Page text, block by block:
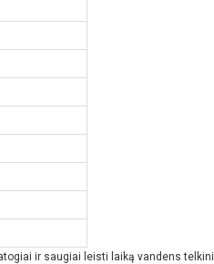
ir saugiai leisti laiką vandens